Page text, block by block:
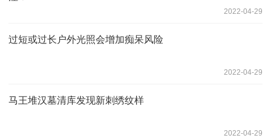
2022-04-29
过短或过长户外光照会增加痴呆风险
2022-04-29
马王堆汉墓清库发现新刺绣纹样
2022-04-29